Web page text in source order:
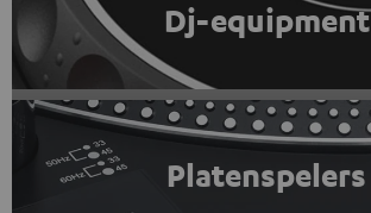
Dj-equipment
Platenspelers